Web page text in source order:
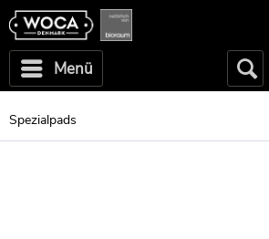
Menü
Spezialpads